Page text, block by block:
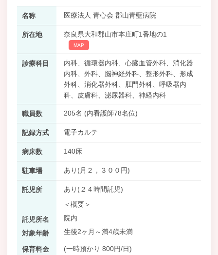
名称 医療法人 青心会 郡山青藍病院
所在地 奈良県大和郡山市本庄町1番地の1
MAP
診療科目
内科、循環器内科、心臓血管外科、消化器
内科、外科、脳神経外科、整形外科、形成
外科、消化器外科、肛門外科、呼吸器内
科、皮膚科、泌尿器科、神経内科
職員数 205名 (内看護師78名位)
記録方式 電子カルテ
病床数 140床
駐車場 あり(月２，３００円)
託児所
あり(２４時間託児)
＜概要＞
託児所名
院内
対象年齢
生後2ヶ月～満4歳未満
保育料金
(一時預かり 800円/日)